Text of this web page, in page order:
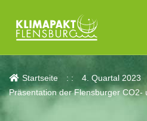
Aktuelles
Startseite
4. Quartal 2023
Präsentation der Flensburger CO2-